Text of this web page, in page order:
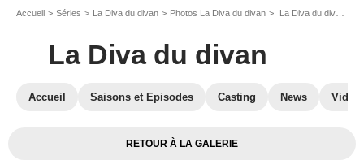
Accueil Séries La Diva du divan Photos La Diva du divan La Diva du divan : Photo Callie Thorne
La Diva du divan
Accueil Saisons et Episodes Casting News
RETOUR À LA GALERIE